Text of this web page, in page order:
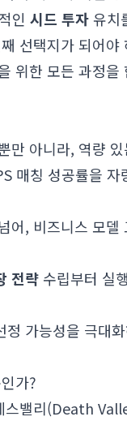
인 시드 투자 유치
선택지가 되어
위한 모든 과정
만 아니라, 역량 있
매칭 성공률을
어, 비즈니스 모
전략 수립부터 실
가능성을 극대
가?
밸리(Death